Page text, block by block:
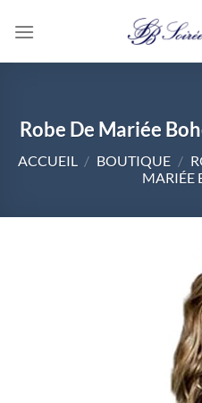
Robe De Mariée
ACCUEIL / BOUTIQUE /
MARIÉE